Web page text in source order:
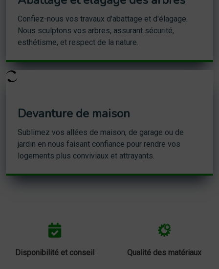
Confiez-nous vos travaux d'abattage et d'élagage.
Nous sculptons vos arbres, assurant sécurité,
esthétisme, et respect de la nature.
Devanture de maison
Sublimez vos allées de maison, de garage ou de
jardin en nous faisant confiance pour rendre vos
logements plus conviviaux et attrayants.
Disponibilité et conseil Qualité des matériaux